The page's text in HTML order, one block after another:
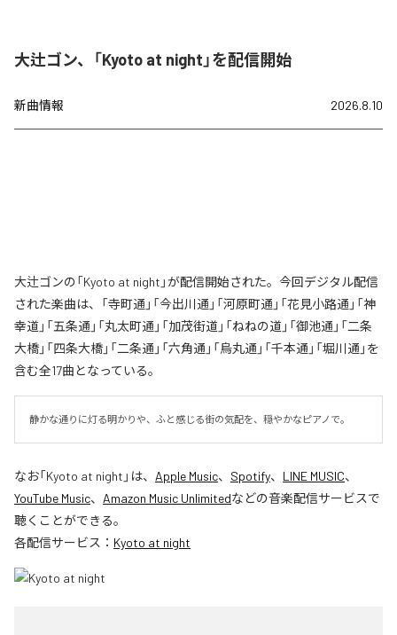
大辻ゴン、「Kyoto at night」を配信開始
新曲情報 2026.8.10
大辻ゴンの「Kyoto at night」が配信開始された。今回デジタル配信
された楽曲は、「寺町通」「今出川通」「河原町通」「花見小路通」「神
幸道」「五条通」「丸太町通」「加茂街道」「ねねの道」「御池通」「二条
大橋」「四条大橋」「二条通」「六角通」「烏丸通」「千本通」「堀川通」を
含む全17曲となっている。
静かな通りに灯る明かりや、ふと感じる街の気配を、穏やかなピアノで。
なお「Kyoto at night 」は、 Apple Music、 Spotify、 LINE MUSIC、
YouTube Music、 Amazon Music Unlimitedなどの音楽配信サービスで
聴くことができる。
各配信サービス： Kyoto at night